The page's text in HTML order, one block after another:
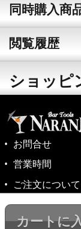
カートに
同時購入商
閲覧履歴
ショッピ
お問合せ
営業時間
ご注文について
©1999-